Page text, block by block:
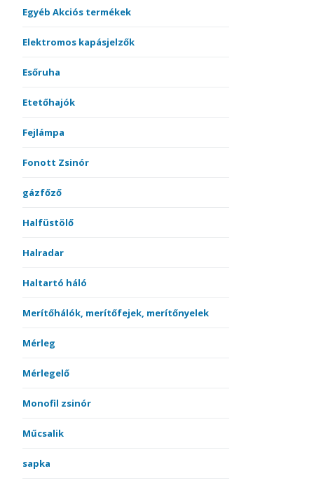
Egyéb Akciós termékek
Elektromos kapásjelzők
Esőruha
Etetőhajók
Fejlámpa
Fonott Zsinór
gázfőző
Halfüstölő
Halradar
Haltartó háló
Merítőhálók, merítőfejek, merítőnyelek
Mérleg
Mérlegelő
Monofil zsinór
Műcsalik
sapka